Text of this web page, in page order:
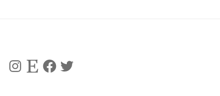
Instagram
Etsy FacebookTwitter